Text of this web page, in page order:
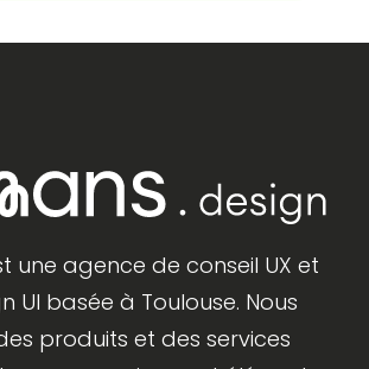
une agence de conseil UX et
UI basée à Toulouse. Nous
produits et des services